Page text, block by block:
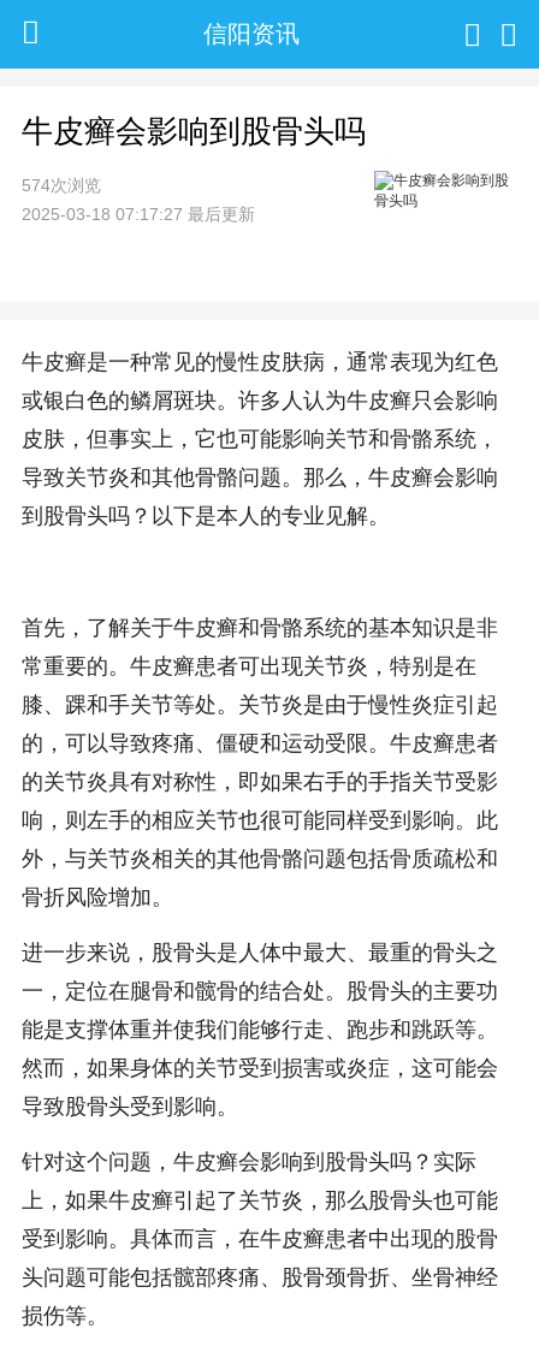
信阳资讯
牛皮癣会影响到股骨头吗
574次浏览
2025-03-18 07:17:27 最后更新
牛皮癣是一种常见的慢性皮肤病，通常表现为红色
或银白色的鳞屑斑块。许多人认为牛皮癣只会影响
皮肤，但事实上，它也可能影响关节和骨骼系统，
导致关节炎和其他骨骼问题。那么，牛皮癣会影响
到股骨头吗？以下是本人的专业见解。
首先，了解关于牛皮癣和骨骼系统的基本知识是非
常重要的。牛皮癣患者可出现关节炎，特别是在
膝、踝和手关节等处。关节炎是由于慢性炎症引起
的，可以导致疼痛、僵硬和运动受限。牛皮癣患者
的关节炎具有对称性，即如果右手的手指关节受影
响，则左手的相应关节也很可能同样受到影响。此
外，与关节炎相关的其他骨骼问题包括骨质疏松和
骨折风险增加。
进一步来说，股骨头是人体中最大、最重的骨头之
一，定位在腿骨和髋骨的结合处。股骨头的主要功
能是支撑体重并使我们能够行走、跑步和跳跃等。
然而，如果身体的关节受到损害或炎症，这可能会
导致股骨头受到影响。
针对这个问题，牛皮癣会影响到股骨头吗？实际
上，如果牛皮癣引起了关节炎，那么股骨头也可能
受到影响。具体而言，在牛皮癣患者中出现的股骨
头问题可能包括髋部疼痛、股骨颈骨折、坐骨神经
损伤等。